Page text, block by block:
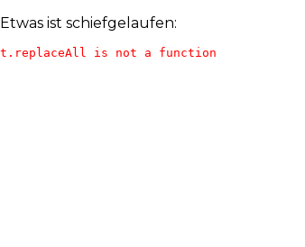
Etwas ist schiefgelaufen:
t.replaceAll is not a function